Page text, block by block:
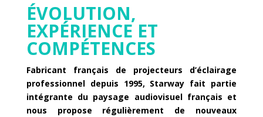
ÉVOLUTION,
EXPÉRIENCE ET
COMPÉTENCES
Fabricant français de projecteurs d’éclairage
professionnel depuis 1995, Starway fait partie
intégrante du paysage audiovisuel français et
nous propose régulièrement de nouveaux